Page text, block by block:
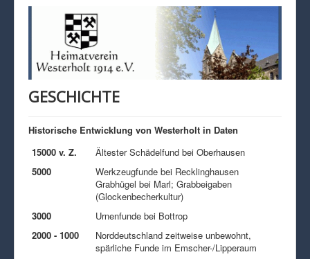
KONTAKT
IMPRESSUM
DATENSCHUTZ
GESCHICHTE
Historische Entwicklung von Westerholt in Daten
15000 v. Z.
Ältester Schädelfund bei Oberhausen
5000
Werkzeugfunde bei Recklinghausen
Grabhügel bei Marl; Grabbeigaben
(Glockenbecherkultur)
3000
Urnenfunde bei Bottrop
2000 - 1000
Norddeutschland zeitweise unbewohnt,
spärliche Funde im Emscher-/Lipperaum